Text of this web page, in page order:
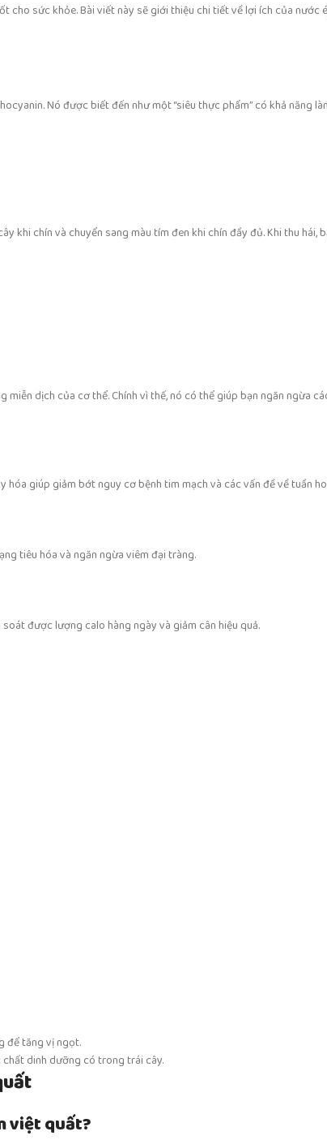
sức khỏe. Bài viết này sẽ giới thiệu chi tiết về lợi ích của nước
Nó được biết đến như một “siêu thực phẩm” có khả năng
khi chín và chuyển sang màu tím đen khi chín đầy đủ. Khi thu hái,
dịch của cơ thể. Chính vì thế, nó có thể giúp bạn ngăn ngừa
giúp giảm bớt nguy cơ bệnh tim mạch và các vấn đề về tuần
tiêu hóa và ngăn ngừa viêm đại tràng.
được lượng calo hàng ngày và giảm cân hiệu quả.
để tăng vị ngọt.
dinh dưỡng có trong trái cây.
việt quất?